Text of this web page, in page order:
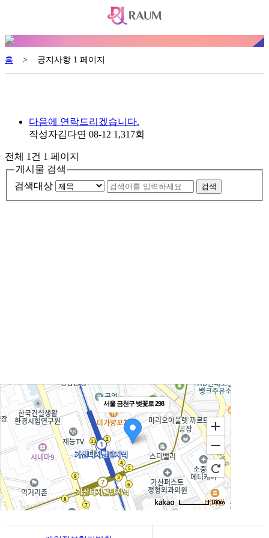
홈 > 공지사항 1 페이지
다음에 연락드리겠습니다.
작성자김다연 08-12 1,317회
전체 1건 1 페이지
게시물 검색
검색대상
검색
서울 금천구 벚꽃로 298
100m